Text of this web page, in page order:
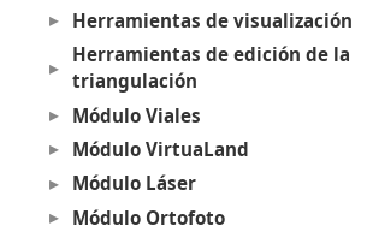
Herramientas de visualización
Herramientas de edición de la
triangulación
Módulo Viales
Módulo VirtuaLand
Módulo Láser
Módulo Ortofoto